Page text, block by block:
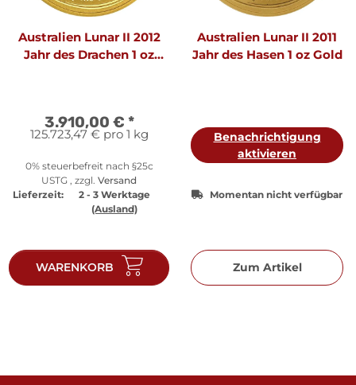
Australien Lunar II 2012
Jahr des Drachen 1 oz
3.910,00 € *
125.723,47 € pro 1 kg
0% steuerbefreit nach §25c
USTG , zzgl. Versand
Lieferzeit:
2 - 3 Werktage
(Ausland)
WARENKORB
Australien Lunar II 2011
Jahr des Hasen 1 oz Gold
Benachrichtigung
aktivieren
Momentan nicht verfügbar
Zum Artikel